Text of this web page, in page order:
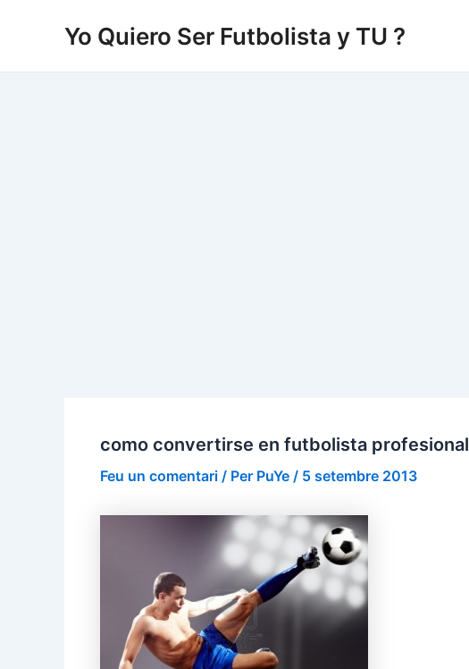
Yo Quiero Ser Futbolista y TU ?
como convertirse en futbolista profesional
Feu un comentari / Per PuYe / 5 setembre 2013